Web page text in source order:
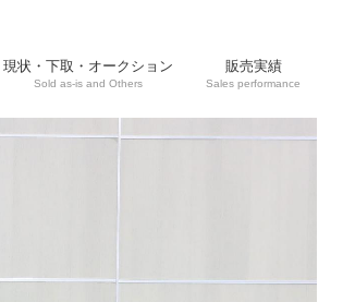
現状・下取・オークション
Sold as-is and Others
販売実績
Sales performance